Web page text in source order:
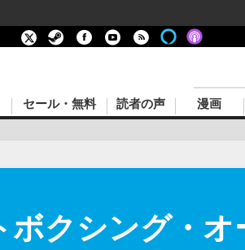
セール・無料 読者の声 漫画
ボクシング・